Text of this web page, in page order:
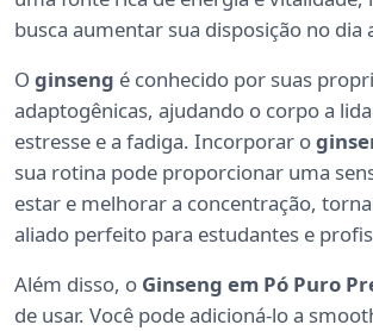
busca aumentar sua disposição no dia
O ginseng é conhecido por suas
adaptogênicas, ajudando o corpo a
estresse e a fadiga. Incorporar o
sua rotina pode proporcionar uma
estar e melhorar a concentração,
aliado perfeito para estudantes e
Além disso, o Ginseng em Pó Puro
de usar. Você pode adicioná-lo a